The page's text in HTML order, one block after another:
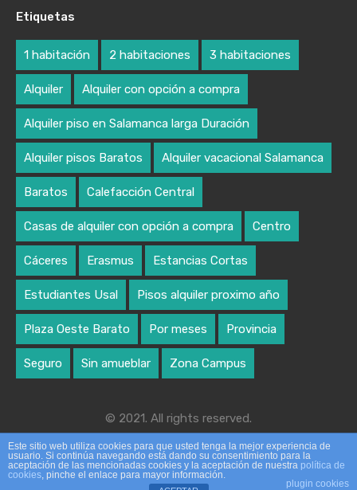
Etiquetas
1 habitación 2 habitaciones 3 habitaciones
Alquiler Alquiler con opción a compra
Alquiler piso en Salamanca larga Duración
Alquiler pisos Baratos Alquiler vacacional Salamanca
Baratos Calefacción Central
Casas de alquiler con opción a compra Centro
Cáceres Erasmus Estancias Cortas
Estudiantes Usal Pisos alquiler proximo año
Plaza Oeste Barato Por meses Provincia
Seguro Sin amueblar Zona Campus
© 2021. All rights reserved.
Designed by algoritmo creativo
Este sitio web utiliza cookies para que usted tenga la mejor experiencia de
usuario. Si continúa navegando está dando su consentimiento para la
aceptación de las mencionadas cookies y la aceptación de nuestra política de
cookies, pinche el enlace para mayor información.
plugin cookies